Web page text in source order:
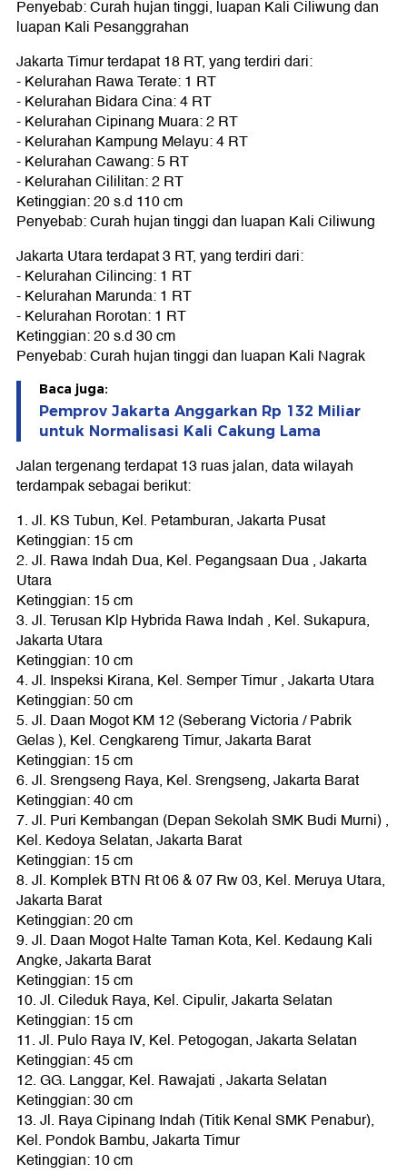
Penyebab: Curah hujan tinggi, luapan Kali Ciliwung dan
luapan Kali Pesanggrahan
Jakarta Timur terdapat 18 RT, yang terdiri dari:
- Kelurahan Rawa Terate: 1 RT
- Kelurahan Bidara Cina: 4 RT
- Kelurahan Cipinang Muara: 2 RT
- Kelurahan Kampung Melayu: 4 RT
- Kelurahan Cawang: 5 RT
- Kelurahan Cililitan: 2 RT
Ketinggian: 20 s.d 110 cm
Penyebab: Curah hujan tinggi dan luapan Kali Ciliwung
Jakarta Utara terdapat 3 RT, yang terdiri dari:
- Kelurahan Cilincing: 1 RT
- Kelurahan Marunda: 1 RT
- Kelurahan Rorotan: 1 RT
Ketinggian: 20 s.d 30 cm
Penyebab: Curah hujan tinggi dan luapan Kali Nagrak
Baca juga:
Pemprov Jakarta Anggarkan Rp 132 Miliar
untuk Normalisasi Kali Cakung Lama
Jalan tergenang terdapat 13 ruas jalan, data wilayah
terdampak sebagai berikut:
1. Jl. KS Tubun, Kel. Petamburan, Jakarta Pusat
Ketinggian: 15 cm
2. Jl. Rawa Indah Dua, Kel. Pegangsaan Dua , Jakarta
Utara
Ketinggian: 15 cm
3. Jl. Terusan Klp Hybrida Rawa Indah , Kel. Sukapura,
Jakarta Utara
Ketinggian: 10 cm
4. Jl. Inspeksi Kirana, Kel. Semper Timur , Jakarta Utara
Ketinggian: 50 cm
5. Jl. Daan Mogot KM 12 (Seberang Victoria / Pabrik
Gelas ), Kel. Cengkareng Timur, Jakarta Barat
Ketinggian: 15 cm
6. Jl. Srengseng Raya, Kel. Srengseng, Jakarta Barat
Ketinggian: 40 cm
7. Jl. Puri Kembangan (Depan Sekolah SMK Budi Murni) ,
Kel. Kedoya Selatan, Jakarta Barat
Ketinggian: 15 cm
8. Jl. Komplek BTN Rt 06 & 07 Rw 03, Kel. Meruya Utara,
Jakarta Barat
Ketinggian: 20 cm
9. Jl. Daan Mogot Halte Taman Kota, Kel. Kedaung Kali
Angke, Jakarta Barat
Ketinggian: 15 cm
10. Jl. Cileduk Raya, Kel. Cipulir, Jakarta Selatan
Ketinggian: 15 cm
11. Jl. Pulo Raya IV, Kel. Petogogan, Jakarta Selatan
Ketinggian: 45 cm
12. GG. Langgar, Kel. Rawajati , Jakarta Selatan
Ketinggian: 30 cm
13. Jl. Raya Cipinang Indah (Titik Kenal SMK Penabur),
Kel. Pondok Bambu, Jakarta Timur
Ketinggian: 10 cm